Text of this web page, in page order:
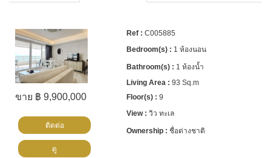
ขาย ฿ 9,900,000
C005885
1 ห้องนอน
1 ห้องน้ำ
93 Sq.m
9
วิว ทะเล
ชื่อต่างชาติ
ติดต่อ
ดู